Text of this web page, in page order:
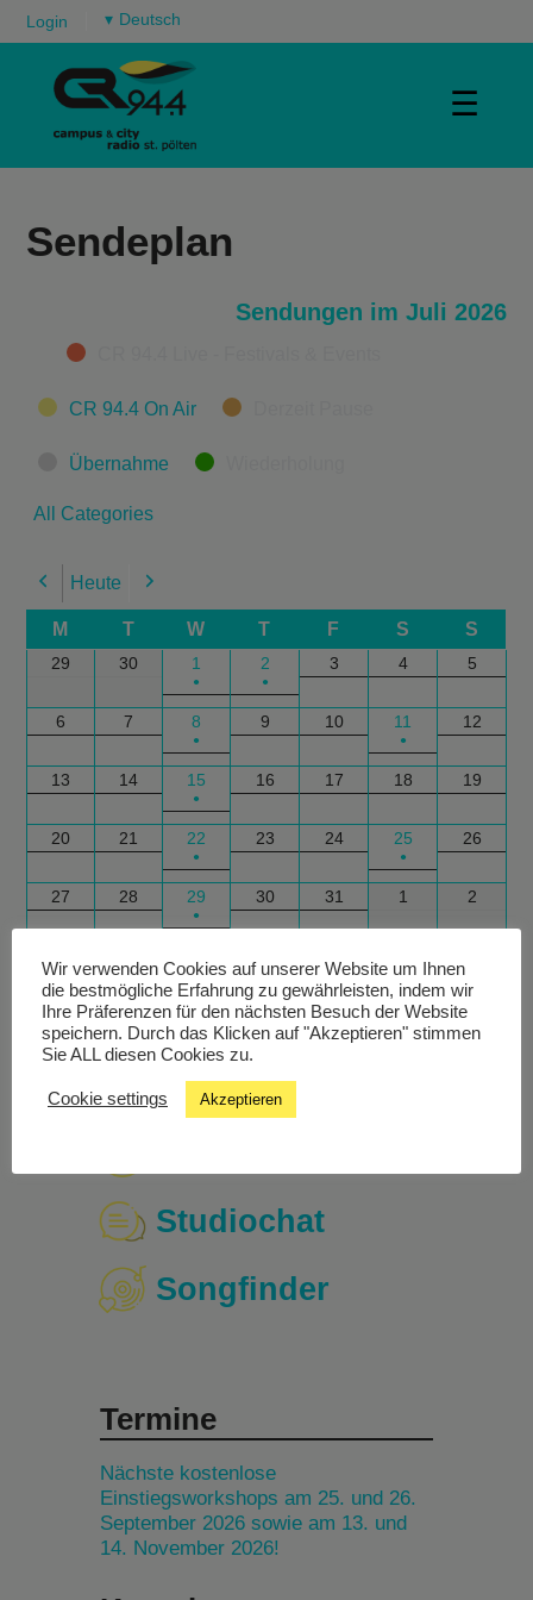
Login ▾
☰
Sendeplan
Sendungen im Juli 2026
Categories
CR 94.4 On Air
Übernahme
All Categories
Previous
Heute Next
M T W T F S S
29 30 1
●
2
●
3 4 5
6 7 8
●
9 10 11
●
12
13 14 15
●
16 17 18 19
20 21 22
●
23 24 25
●
26
27 28 29
●
30 31 1 2
Subscribe
in
Google
Subscribe
in
Outlook
Export
for
Google
Export
for
Outlook
Studiochat
Songfinder
Termine
Nächste kostenlose
Einstiegsworkshops am 25. und 26.
September 2026 sowie am 13. und
14. November 2026!
Wir verwenden Cookies auf unserer Website um Ihnen
die bestmögliche Erfahrung zu gewährleisten, indem wir
Ihre Präferenzen für den nächsten Besuch der Website
speichern. Durch das Klicken auf "Akzeptieren" stimmen
Sie ALL diesen Cookies zu.
Cookie settings Akzeptieren